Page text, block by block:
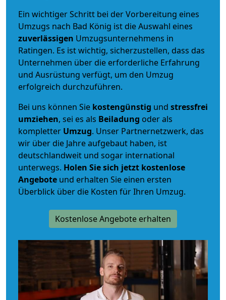
Ein wichtiger Schritt bei der Vorbereitung eines
Umzugs nach Bad König ist die Auswahl eines
zuverlässigen Umzugsunternehmens in
Ratingen. Es ist wichtig, sicherzustellen, dass das
Unternehmen über die erforderliche Erfahrung
und Ausrüstung verfügt, um den Umzug
erfolgreich durchzuführen.
Bei uns können Sie kostengünstig und stressfrei
umziehen, sei es als Beiladung oder als
kompletter Umzug. Unser Partnernetzwerk, das
wir über die Jahre aufgebaut haben, ist
deutschlandweit und sogar international
unterwegs. Holen Sie sich jetzt kostenlose
Angebote und erhalten Sie einen ersten
Überblick über die Kosten für Ihren Umzug.
Kostenlose Angebote erhalten